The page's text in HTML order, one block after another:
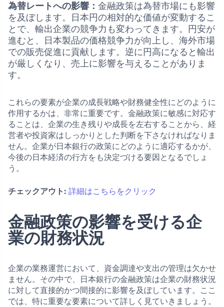
為替レートへの影響： 金融政策は為替市場にも影響
を及ぼします。日本円の相対的な価値が変動するこ
とで、輸出企業の競争力も変わってきます。円安が
進むと、日本製品の価格競争力が向上し、海外市場
での販売促進に貢献します。逆に円高になると輸出
が厳しくなり、売上に影響を与えることがありま
す。
これらの要素が企業の成長戦略や財務健全性にどのように
作用するかは、非常に重要です。金融政策に敏感に対応す
ることは、企業の生き残りや成長を左右することから、経
営者や投資家はしっかりとした判断を下さなければなりま
せん。企業が日本銀行の政策にどのように適応するかが、
今後の日本経済の行方をも決定づける要因となるでしょ
う。
チェックアウト: 詳細はこちらをクリック
金融政策の影響を受ける企
業の財務状況
企業の業務運営において、資金調達や支出の管理は欠かせ
ません。その中で、日本銀行の金融政策は企業の財務状況
に対して直接的かつ間接的に影響を及ぼしています。ここ
では、特に重要な要素について詳しく見ていきましょう。